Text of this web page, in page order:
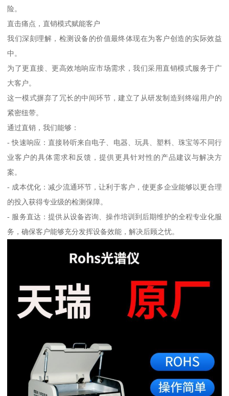
险。
直击痛点，直销模式赋能客户
我们深刻理解，检测设备的价值最终体现在为客户创造的实际效益
中。
为了更直接、更高效地响应市场需求，我们采用直销模式服务于广
大客户。
这一模式摒弃了冗长的中间环节，建立了从研发制造到终端用户的
紧密纽带。
通过直销，我们能够：
- 快速响应：直接聆听来自电子、电器、玩具、塑料、珠宝等不同行
业客户的具体需求和反馈，提供更具针对性的产品建议与解决方
案。
- 成本优化：减少流通环节，让利于客户，使更多企业能够以更合理
的投入获得专业级的检测保障。
- 服务直达：提供从设备咨询、操作培训到后期维护的全程专业化服
务，确保客户能够充分发挥设备效能，解决后顾之忧。